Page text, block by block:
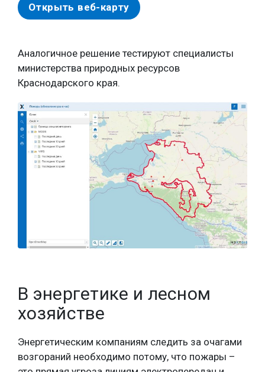
Открыть веб-карту
Аналогичное решение тестируют специалисты
министерства природных ресурсов
Краснодарского края.
В энергетике и лесном
хозяйстве
Энергетическим компаниям следить за очагами
возгораний необходимо потому, что пожары –